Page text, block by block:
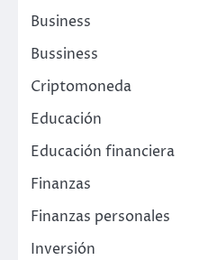
Business
Bussiness
Criptomoneda
Educación
Educación financiera
Finanzas
Finanzas personales
Inversión